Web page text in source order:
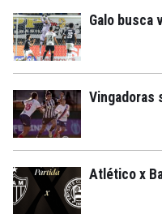
Galo busca
Vingadoras
Atlético x